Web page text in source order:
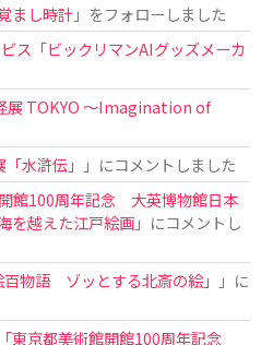
まし時計」をフォローしました
ス「ビックリマンAIグッズメーカ
展 TOKYO 〜Imagination of
水滸伝」
」にコメントしました
館100周年記念 大英博物館日本
を越えた江戸絵画」にコメントし
物語 ゾッとする北斎の絵」
」に
東京都美術館開館100周年記念